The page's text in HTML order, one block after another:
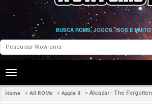
BUSCA ROMS, JOGOS, ISOS E
Toggle
navigation
Home > All ROMs > Apple II > Alcazar - The